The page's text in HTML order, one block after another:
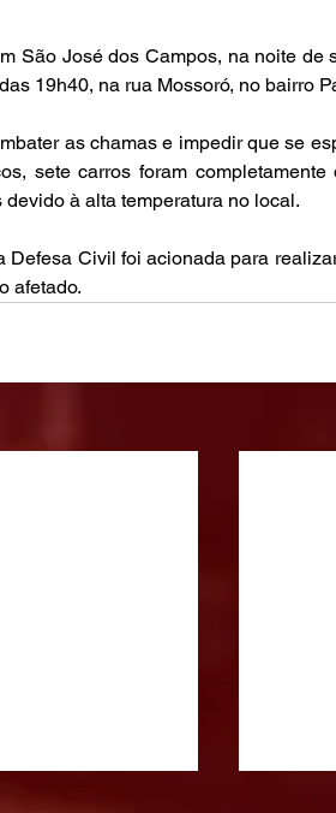
São José dos Campos, na noite de
19h40, na rua Mossoró, no bairro
as chamas e impedir que se
sete carros foram completamente
à alta temperatura no local.
Civil foi acionada para
afetado.